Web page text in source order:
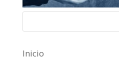
Inicio